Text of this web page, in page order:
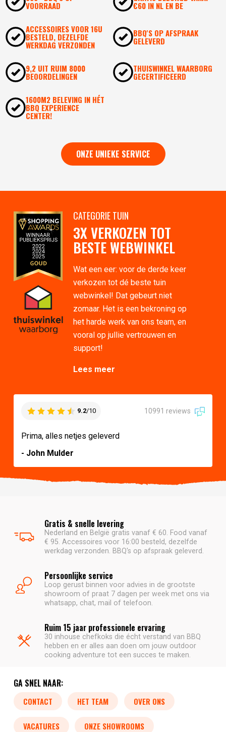
VOORRAAD €60 IN NL EN BE
ACCESSOIRES VOOR 16U
BESTELD, DEZELFDE
WERKDAG VERZONDEN
BBQ'S OP AFSPRAAK
GELEVERD
9,2 UIT RUIM 8000
BEOORDELINGEN
THUISWINKEL WAARBORG
GECERTIFICEERD
1600M2 BELEVING IN HÉT
BBQ EXPERIENCE
CENTER!
ONZE UNIEKE SERVICE
CATEGORIE TUIN
3X VERKOZEN TOT
BESTE WEBWINKEL
Wat een eer: voor de derde keer
verkozen tot dé beste tuin
webwinkel! Dat gebeurt niet
zomaar. Het is een bekroning op
het harde werk van ons team, en
vooral op jullie vertrouwen en
support!
Lees meer
9.2/10 10991 reviews
Prima, alles netjes geleverd
- John Mulder
Gratis & snelle levering
Nederland en België gratis vanaf € 60. Food vanaf
€ 95. Accessoires voor 16:00 besteld, dezelfde
werkdag verzonden. BBQ's op afspraak geleverd.
Persoonlijke service
Loop gerust binnen voor advies in de grootste
showroom of praat 7 dagen per week met ons via
whatsapp, chat, mail of telefoon.
Ruim 15 jaar professionele ervaring
30 inhouse chefkoks die écht verstand van BBQ
hebben en er alles aan doen om jouw outdoor
cooking adventure tot een succes te maken.
GA SNEL NAAR:
CONTACT HET TEAM OVER ONS
VACATURES ONZE SHOWROOMS